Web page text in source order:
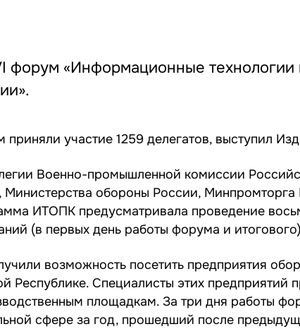
«Информационные
участие 1259 делегатов, выступил
Военно-промышленной комиссии
Министерства обороны России,
ИТОПК предусматривала проведение
(в первых день работы форума и
возможность посетить предприятия
Республике. Специалисты этих предприятий
площадкам. За три дня работы
сфере за год, прошедший после